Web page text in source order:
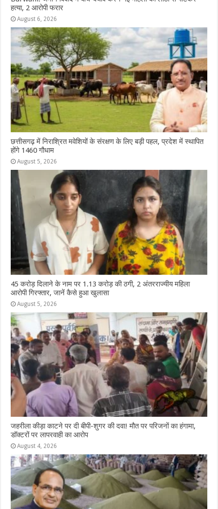
हत्या, 2 आरोपी फरार
August 6, 2026
छत्तीसगढ़ में निराश्रित मवेशियों के संरक्षण के लिए बड़ी पहल, प्रदेश में स्थापित
होंगे 1460 गौधाम
August 5, 2026
45 करोड़ दिलाने के नाम पर 1.13 करोड़ की ठगी, 2 अंतरराज्यीय महिला
आरोपी गिरफ्तार, जानें कैसे हुआ खुलासा
August 5, 2026
जहरीला कीड़ा काटने पर दी बीपी-शुगर की दवा! मौत पर परिजनों का हंगामा,
डॉक्टरों पर लापरवाही का आरोप
August 4, 2026